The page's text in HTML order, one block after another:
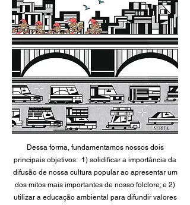
Dessa forma, fundamentamos nossos dois
principais objetivos: 1) solidificar a importância da
difusão de nossa cultura popular ao apresentar um
dos mitos mais importantes de nosso folclore; e 2)
utilizar a educação ambiental para difundir valores